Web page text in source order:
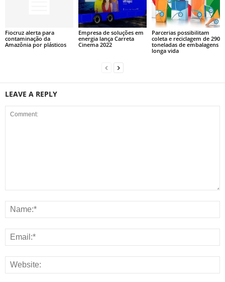
Fiocruz alerta para
contaminação da
Amazônia por plásticos
Empresa de soluções em
energia lança Carreta
Cinema 2022
Parcerias possibilitam
coleta e reciclagem de 290
toneladas de embalagens
longa vida
LEAVE A REPLY